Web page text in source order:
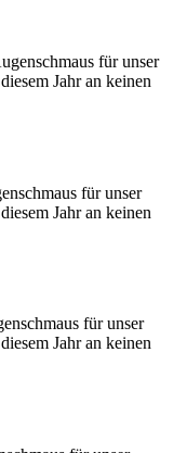
für unser
Jahr an keinen
für unser
Jahr an keinen
für unser
Jahr an keinen